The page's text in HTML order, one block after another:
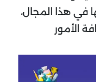
في هذا المجال،
الأمور